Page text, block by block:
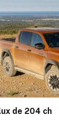
de 204 ch